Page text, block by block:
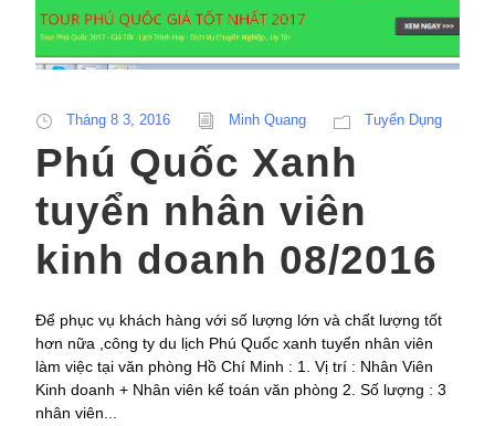
Tháng 8 3, 2016 Minh Quang Tuyển Dụng
Phú Quốc Xanh
tuyển nhân viên
kinh doanh 08/2016
Để phục vụ khách hàng với số lượng lớn và chất lượng tốt
hơn nữa ,công ty du lịch Phú Quốc xanh tuyển nhân viên
làm việc tại văn phòng Hồ Chí Minh : 1. Vị trí : Nhân Viên
Kinh doanh + Nhân viên kế toán văn phòng 2. Số lượng : 3
nhân viên...